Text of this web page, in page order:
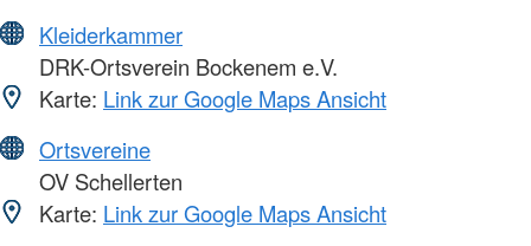
Kleiderkammer
DRK-Ortsverein Bockenem e.V.
Karte: Link zur Google Maps Ansicht
Ortsvereine
OV Schellerten
Karte: Link zur Google Maps Ansicht